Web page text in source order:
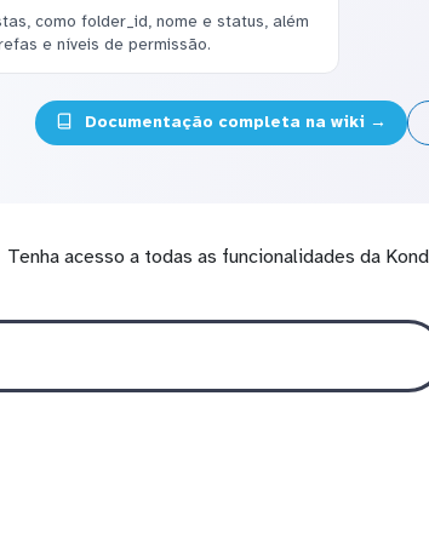
como folder_id, nome e status, além
e níveis de permissão.
Documentação completa na wiki →
Tenha acesso a todas as funcionalidades da